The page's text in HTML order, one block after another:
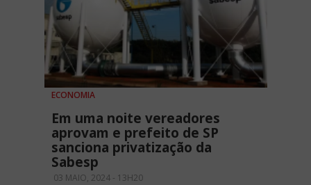
ECONOMIA
Em uma noite vereadores
aprovam e prefeito de SP
sanciona privatização da
Sabesp
03 MAIO, 2024 - 13H20